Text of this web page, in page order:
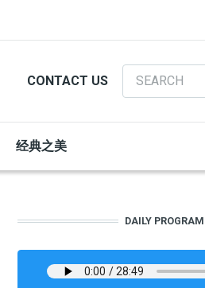
CONTACT US
Search
经典之美
DAILY PROGRAM